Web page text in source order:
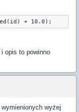
opis to powinno
wyżej